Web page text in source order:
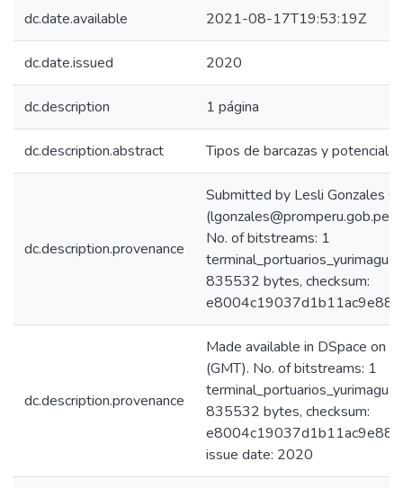
dc.date.available 2021-08-17T19:53:19Z
dc.date.issued 2020
dc.description 1 página
dc.description.abstract Tipos de barcazas y
dc.description.provenance
Submitted by Lesli Gonzales
No. of bitstreams: 1
835532 bytes, checksum:
dc.description.provenance
Made available in DSpace
(GMT). No. of bitstreams: 1
835532 bytes, checksum:
issue date: 2020